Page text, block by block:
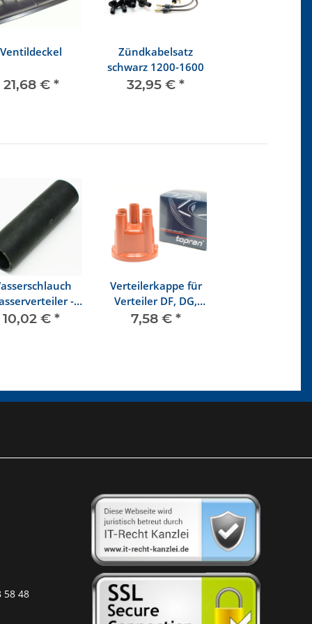
Ventildeckel
21,68 € *
Zündkabelsatz
schwarz 1200-1600
32,95 € *
-
Vorlauf
10,02 € *
Verteilerkappe für
Verteiler DF, DG,
DH, GW, DJ, MV, SS
7,58 € *
58 48